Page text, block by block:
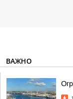
ВАЖНО